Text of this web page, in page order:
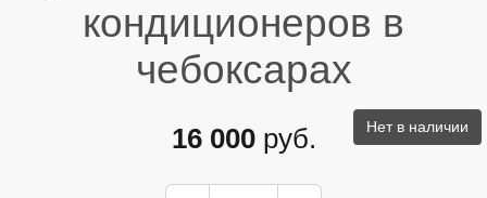
кондиционеров в
чебоксарах
Нет в наличии
16 000руб.